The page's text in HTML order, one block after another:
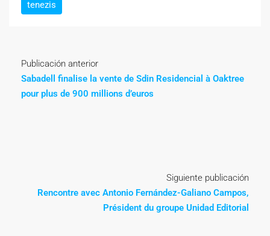
tenezis
Publicación anterior
Sabadell finalise la vente de Sdin Residencial à Oaktree
pour plus de 900 millions d’euros
Siguiente publicación
Rencontre avec Antonio Fernández-Galiano Campos,
Président du groupe Unidad Editorial